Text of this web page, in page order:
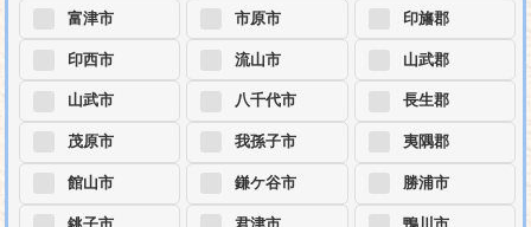
富津市
印西市
山武市
茂原市
館山市
市原市
流山市
八千代市
我孫子市
鎌ケ谷市
印旛郡
山武郡
長生郡
夷隅郡
勝浦市